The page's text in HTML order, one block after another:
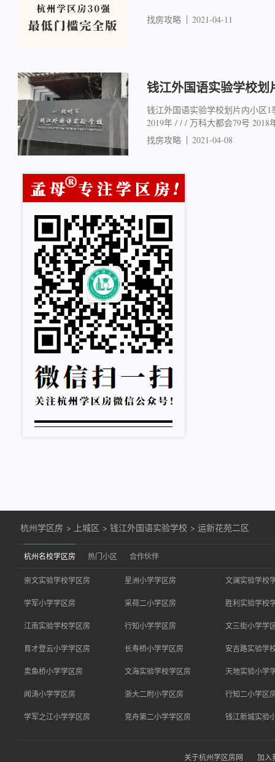
找房攻略 2021-04-11
钱江外国语实验学校
钱江外国语实验学校划片内小区
2019年 / / / 万科大都会79号 2018
找房攻略
2021-04-08
杭州学区房 > 上城区 >钱江外国语实验学校 >运新花苑二区
杭州名校学区房 热门小区 合作伙伴
崇文实验学校学区房 星洲小学学区房 文澜实验学校
学军小学学区房 采荷二小学区房 胜利实验学校
江南实验学校学区房 行知小学学区房 文三街小学学
育才登云小学学区房 长寿桥小学学区房 安吉路实验学
卖鱼桥小学学区房 文海实验学校学区房 天地实验小学
闻涛小学学区房 浙大二附小学区房 行知二小学区
学军之江小学学区房 竞舟第二小学学区房 钱江新城实验
关于杭州学区房网 加入